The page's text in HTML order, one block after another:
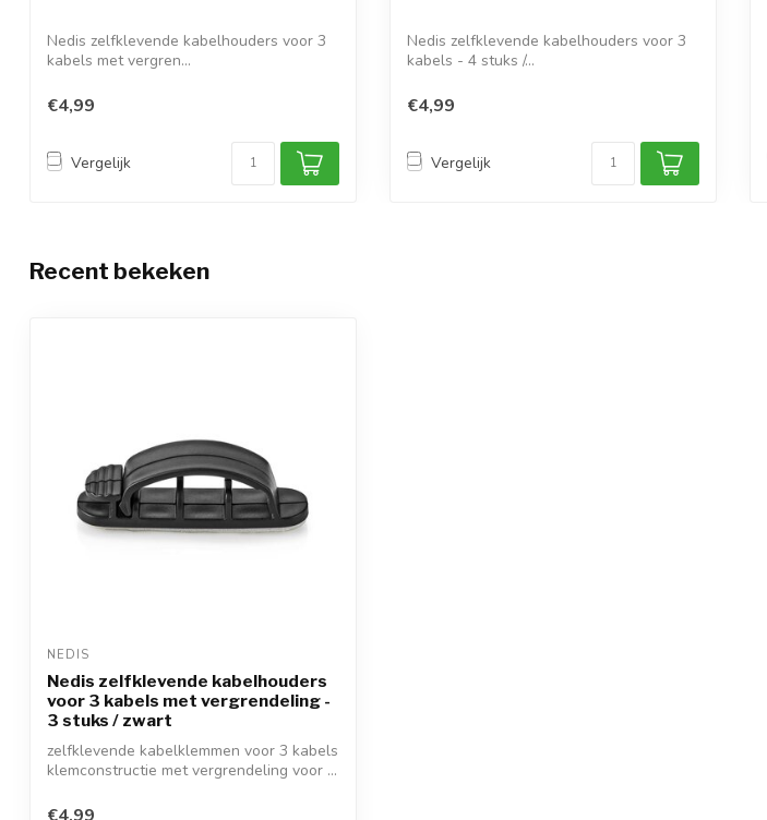
Nedis zelfklevende kabelhouders voor 3
kabels met vergren...
€4,99
Vergelijk
Nedis zelfklevende kabelhouders voor 3
kabels - 4 stuks /...
€4,99
Vergelijk
Recent bekeken
NEDIS
Nedis zelfklevende kabelhouders
voor 3 kabels met vergrendeling -
3 stuks / zwart
zelfklevende kabelklemmen voor 3 kabels
klemconstructie met vergrendeling voor ...